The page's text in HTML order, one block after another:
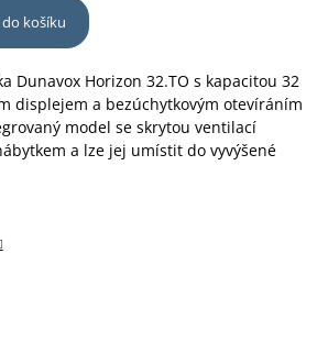
košíku
Dunavox Horizon 32.TO s kapacitou 32
displejem a bezúchytkovým otevíráním
model se skrytou ventilací
a lze jej umístit do vyvýšené